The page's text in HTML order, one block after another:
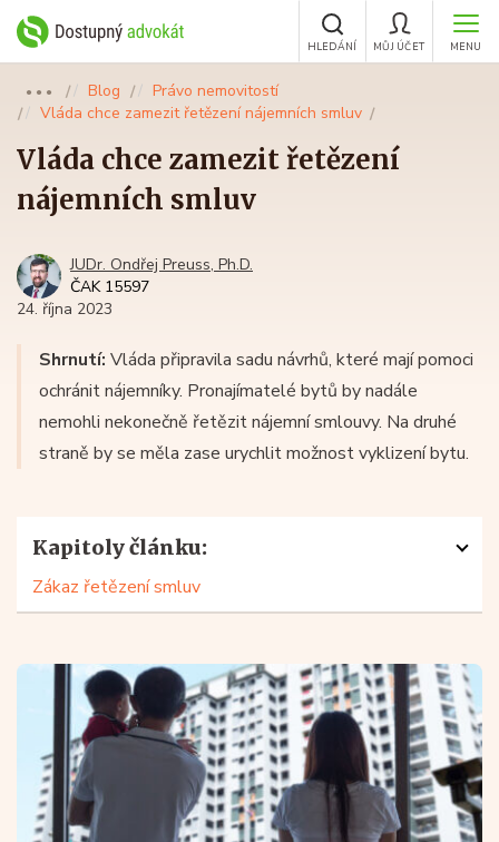
MENU
MŮJ ÚČET
HLEDÁNÍ
●●● Blog
Právo nemovitostí
Vláda chce zamezit řetězení nájemních smluv
Vláda chce zamezit řetězení
nájemních smluv
JUDr. Ondřej Preuss, Ph.D.
ČAK 15597
24. října 2023
Shrnutí: Vláda připravila sadu návrhů, které mají pomoci
ochránit nájemníky. Pronajímatelé bytů by nadále
nemohli nekonečně řetězit nájemní smlouvy. Na druhé
straně by se měla zase urychlit možnost vyklizení bytu.
Kapitoly článku:
Zákaz řetězení smluv